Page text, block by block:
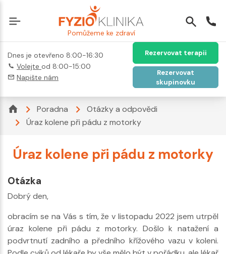
Pomůžeme ke zdraví
Dnes je otevřeno 8:00-16:30
Volejte od 8:00-15:00
Napište nám
Rezervovat terapii
Rezervovat
skupinovku
Poradna
Otázky a odpovědi
Úraz kolene při pádu z motorky
Úraz kolene při pádu z motorky
Otázka
Dobrý den,
obracím se na Vás s tím, že v listopadu 2022 jsem utrpěl
úraz kolene při pádu z motorky. Došlo k natažení a
podvrtnutí zadního a předního křížového vazu v koleni.